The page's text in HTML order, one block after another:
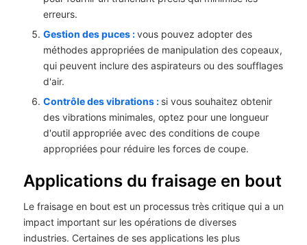
erreurs.
Gestion des puces :vous pouvez adopter des
méthodes appropriées de manipulation des copeaux,
qui peuvent inclure des aspirateurs ou des soufflages
d'air.
Contrôle des vibrations : si vous souhaitez obtenir
des vibrations minimales, optez pour une longueur
d'outil appropriée avec des conditions de coupe
appropriées pour réduire les forces de coupe.
Applications du fraisage en bout
Le fraisage en bout est un processus très critique qui a un
impact important sur les opérations de diverses
industries. Certaines de ses applications les plus